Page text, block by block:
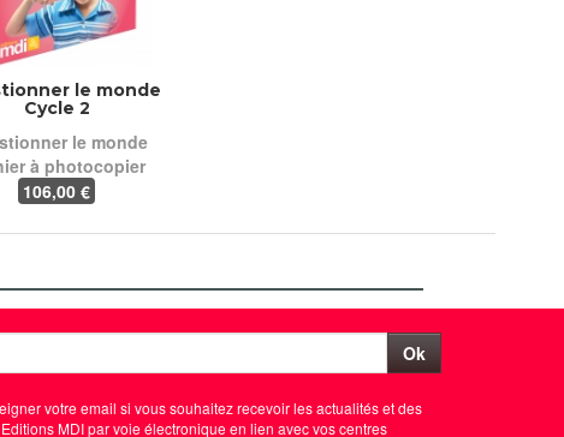
le monde
Cycle 2
le monde
à photocopier
106,00 €
Ok
votre email si vous souhaitez recevoir les actualités et des
MDI par voie électronique en lien avec vos centres